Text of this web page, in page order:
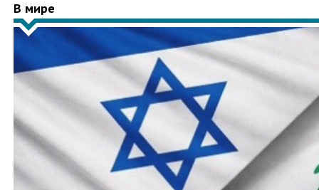
В мире